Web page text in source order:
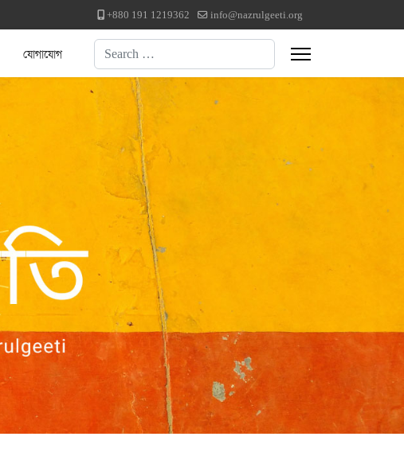
+880 191 1219362 info@nazrulgeeti.org
যোগাযোগ Search